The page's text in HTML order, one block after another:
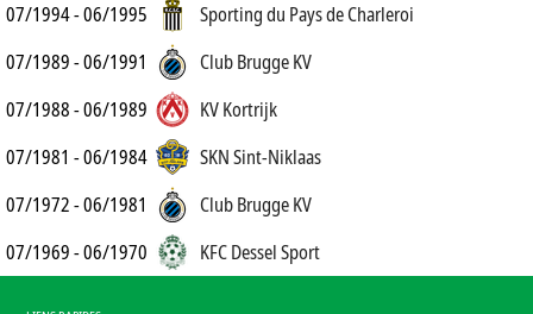
07/1994 - 06/1995
Sporting du Pays de Charleroi
07/1989 - 06/1991
Club Brugge KV
07/1988 - 06/1989
KV Kortrijk
07/1981 - 06/1984
SKN Sint-Niklaas
07/1972 - 06/1981
Club Brugge KV
07/1969 - 06/1970
KFC Dessel Sport